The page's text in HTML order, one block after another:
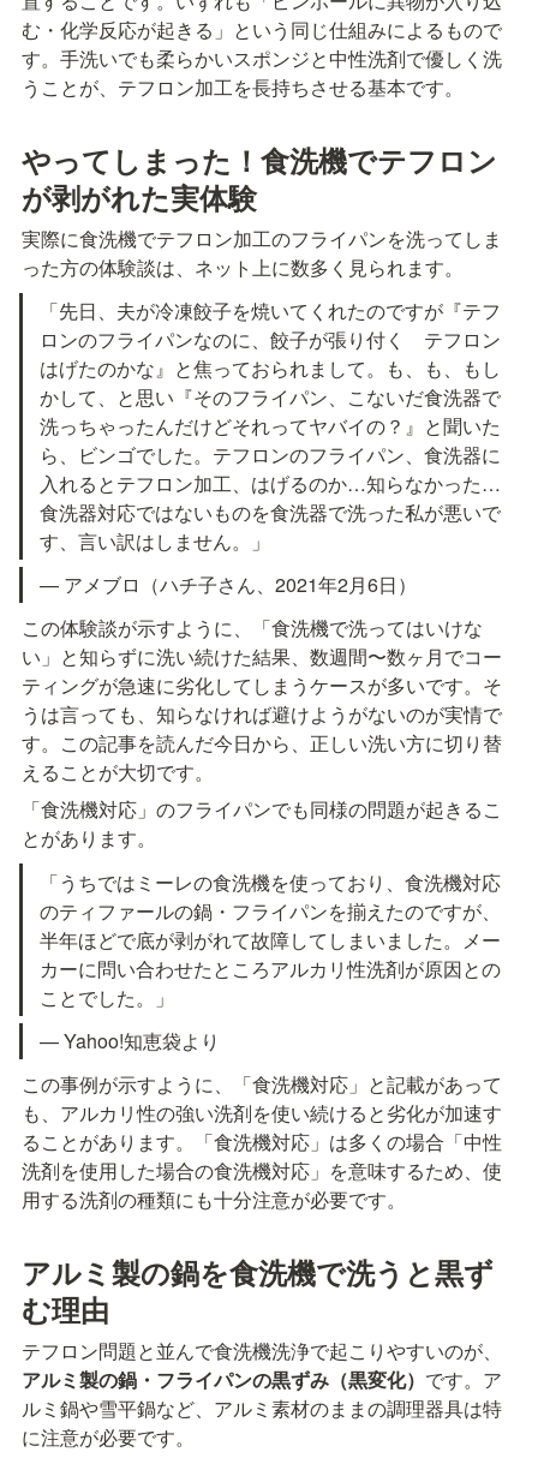
む・化学反応が起きる」という同じ仕組みによるもので
す。手洗いでも柔らかいスポンジと中性洗剤で優しく洗
うことが、テフロン加工を長持ちさせる基本です。
やってしまった！食洗機でテフロン
が剥がれた実体験
実際に食洗機でテフロン加工のフライパンを洗ってしま
った方の体験談は、ネット上に数多く見られます。
「先日、夫が冷凍餃子を焼いてくれたのですが『テフ
ロンのフライパンなのに、餃子が張り付く　テフロン
はげたのかな』と焦っておられまして。も、も、もし
かして、と思い『そのフライパン、こないだ食洗器で
洗っちゃったんだけどそれってヤバイの？』と聞いた
ら、ビンゴでした。テフロンのフライパン、食洗器に
入れるとテフロン加工、はげるのか…知らなかった…
食洗器対応ではないものを食洗器で洗った私が悪いで
す、言い訳はしません。」
— アメブロ（ハチ子さん、2021年2月6日）
この体験談が示すように、「食洗機で洗ってはいけな
い」と知らずに洗い続けた結果、数週間〜数ヶ月でコー
ティングが急速に劣化してしまうケースが多いです。そ
うは言っても、知らなければ避けようがないのが実情で
す。この記事を読んだ今日から、正しい洗い方に切り替
えることが大切です。
「食洗機対応」のフライパンでも同様の問題が起きるこ
とがあります。
「うちではミーレの食洗機を使っており、食洗機対応
のティファールの鍋・フライパンを揃えたのですが、
半年ほどで底が剥がれて故障してしまいました。メー
カーに問い合わせたところアルカリ性洗剤が原因との
ことでした。」
— Yahoo!知恵袋より
この事例が示すように、「食洗機対応」と記載があって
も、アルカリ性の強い洗剤を使い続けると劣化が加速す
ることがあります。「食洗機対応」は多くの場合「中性
洗剤を使用した場合の食洗機対応」を意味するため、使
用する洗剤の種類にも十分注意が必要です。
アルミ製の鍋を食洗機で洗うと黒ず
む理由
テフロン問題と並んで食洗機洗浄で起こりやすいのが、
アルミ製の鍋・フライパンの黒ずみ（黒変化） です。ア
ルミ鍋や雪平鍋など、アルミ素材のままの調理器具は特
に注意が必要です。